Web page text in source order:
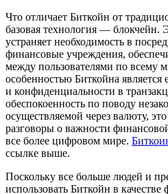
Что отличает Биткойн от
базовая технология — блокчейн.
устраняет необходимость в
финансовые учреждения,
между пользователями по всему
особенностью Биткойна
и конфиденциальности в
обеспокоенность по поводу
осуществляемой через валюту,
разговоры о важности
все более цифровом мире.
ссылке выше.
Поскольку все больше людей и
использовать Биткойн в